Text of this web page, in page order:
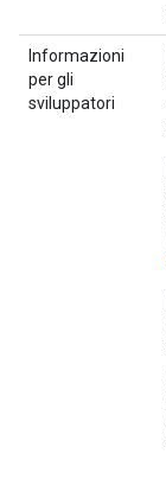
Informazioni
per gli
sviluppatori